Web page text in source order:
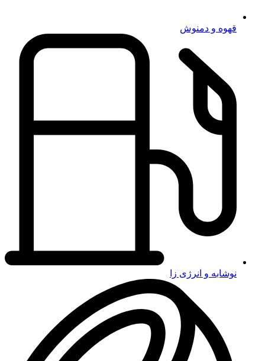
قهوه و دمنوش
نوشابه و انرژی زا